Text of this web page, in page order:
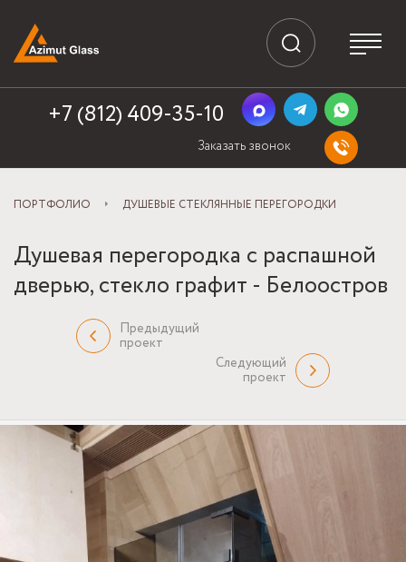
+7 (812) 409-35-10
Заказать звонок
ПОРТФОЛИО ДУШЕВЫЕ СТЕКЛЯННЫЕ ПЕРЕГОРОДКИ
Душевая перегородка с распашной
дверью, стекло графит - Белоостров
Предыдущий
проект
Следующий
проект